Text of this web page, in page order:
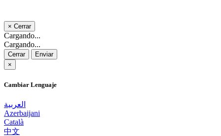
× Cerrar
Cargando...
Cargando...
Cerrar
Enviar
×
Cambiar Lenguaje
العربية
Azerbaijani
Català
中文